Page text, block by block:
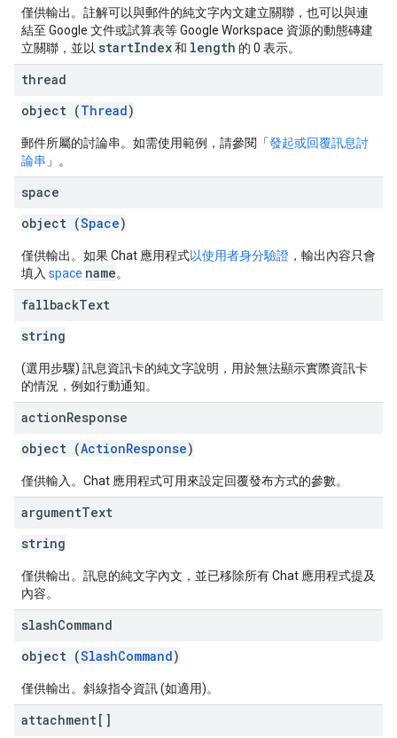
僅供輸出。註解可以與郵件的純文字內文建立關聯，也可以與連
結至 Google 文件或試算表等 Google Workspace 資源的動態磚建
立關聯，並以 startIndex和 length 的 0 表示。
thread
object (Thread)
郵件所屬的討論串。如需使用範例，請參閱「發起或回覆訊息討
論串 」。
space
object (Space)
僅供輸出。如果 Chat 應用程式以使用者身分驗證 ，輸出內容只會
填入 space name。
fallbackText
string
(選用步驟) 訊息資訊卡的純文字說明，用於無法顯示實際資訊卡
的情況，例如行動通知。
actionResponse
object (ActionResponse)
僅供輸入。Chat 應用程式可用來設定回覆發布方式的參數。
argumentText
string
僅供輸出。訊息的純文字內文，並已移除所有 Chat 應用程式提及
內容。
slashCommand
object (SlashCommand)
僅供輸出。斜線指令資訊 (如適用)。
attachment[]